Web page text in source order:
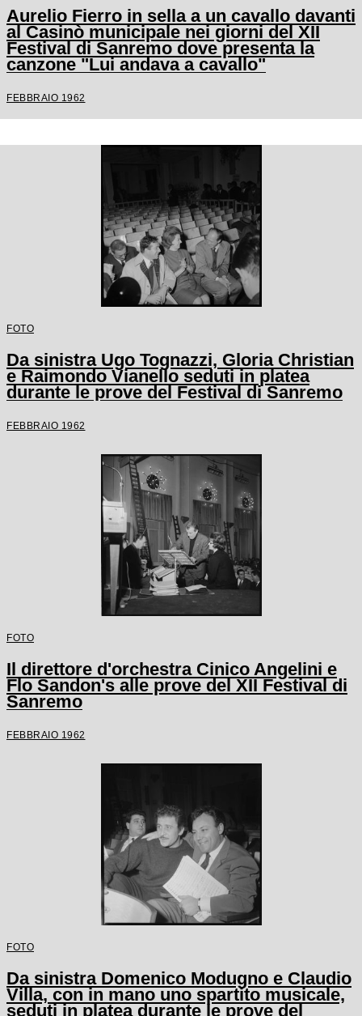
Aurelio Fierro in sella a un cavallo davanti
al Casinò municipale nei giorni del XII
Festival di Sanremo dove presenta la
canzone "Lui andava a cavallo"
FEBBRAIO 1962
FOTO
Da sinistra Ugo Tognazzi, Gloria Christian
e Raimondo Vianello seduti in platea
durante le prove del Festival di Sanremo
FEBBRAIO 1962
FOTO
Il direttore d'orchestra Cinico Angelini e
Flo Sandon's alle prove del XII Festival di
Sanremo
FEBBRAIO 1962
FOTO
Da sinistra Domenico Modugno e Claudio
Villa, con in mano uno spartito musicale,
seduti in platea durante le prove del